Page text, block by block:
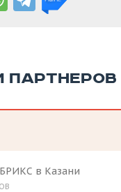
ПАРТНЕРОВ
в Казани